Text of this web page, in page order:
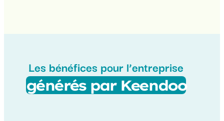
Les bénéfices pour l’entreprise
générés par Keendoo